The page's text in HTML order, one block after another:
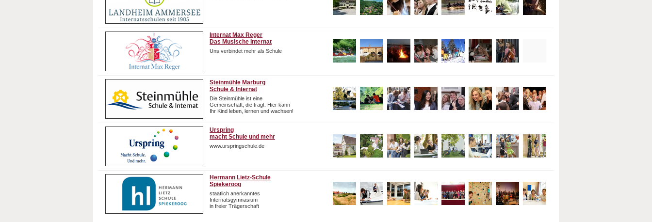
Internat Max Reger
Das Musische Internat
Uns verbindet mehr als Schule
Steinmühle Marburg
Schule & Internat
Die Steinmühle ist eine
Gemeinschaft, die trägt. Hier kann
Ihr Kind leben, lernen und wachsen!
Urspring
macht Schule und mehr
www.urspringschule.de
Hermann Lietz-Schule
Spiekeroog
staatlich anerkanntes
Internatsgymnasium
in freier Trägerschaft